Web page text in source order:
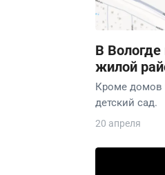
В
жилой
Кроме домов
детский сад.
20 апреля